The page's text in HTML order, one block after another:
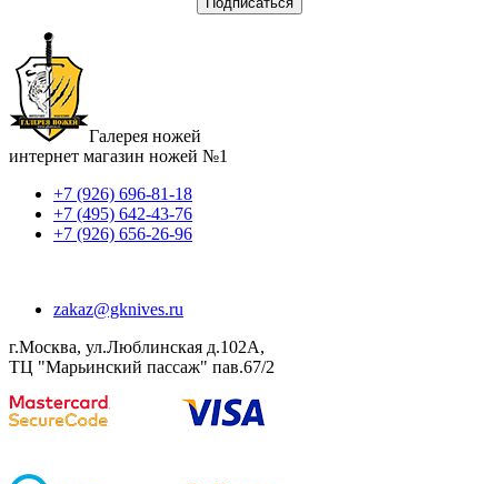
Галерея ножей
интернет магазин ножей №1
+7 (926) 696-81-18
+7 (495) 642-43-76
+7 (926) 656-26-96
zakaz@gknives.ru
г.Москва, ул.Люблинская д.102А,
ТЦ "Марьинский пассаж" пав.67/2